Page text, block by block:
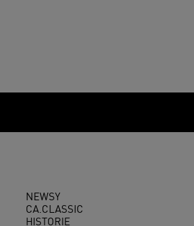
NEWSY
CA.CLASSIC
HISTORIE